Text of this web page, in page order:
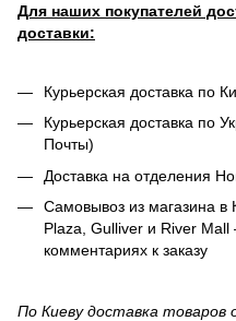
Для наших покупателей
доставки:
Курьерская доставка по
Курьерская доставка по
Почты)
Доставка на отделения
Самовывоз из магазина в
Plaza, Gulliver и River
комментариях к заказу
По Киеву доставка товаров